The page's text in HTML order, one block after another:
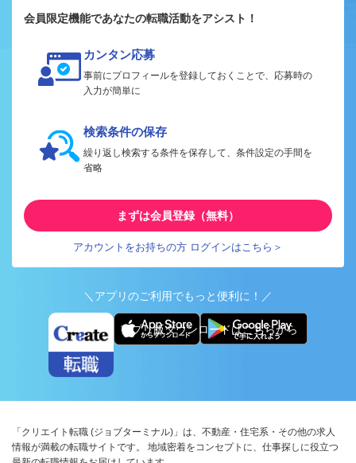
会員限定機能であなたの転職活動をアシスト！
カンタン応募
事前にプロフィールを登録しておくことで、応募時の
入力が簡単に
検索条件の保存
繰り返し検索する条件を保存して、条件設定の手間を
省略
まずは会員登録（無料）
アカウントをお持ちの方 ログインはこちら＞
＼アプリのご利用でもっと便利に！／
アプリ版ダウンロードはこちらから
「クリエイト転職 (ジョブターミナル)」は、不動産・住宅系・その他の求人
情報が満載の転職サイトです。 地域密着をコンセプトに、仕事探しに役立つ